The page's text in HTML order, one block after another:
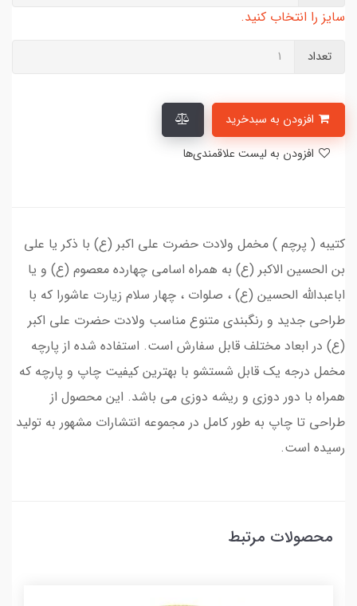
سایز را انتخاب کنید.
تعداد
کتیبه ( پرچم ) مخمل ولادت حضرت علی اکبر (ع) با ذکر یا علی
بن الحسین الاکبر (ع) به همراه اسامی چهارده معصوم (ع) و یا
اباعبدالله الحسین (ع) ، صلوات ، چهار سلام زیارت عاشورا که با
طراحی جدید و رنگبندی متنوع مناسب ولادت حضرت علی اکبر
(ع) در ابعاد مختلف قابل سفارش است. استفاده شده از پارچه
مخمل درجه یک قابل شستشو با بهترین کیفیت چاپ و پارچه که
همراه با دور دوزی و ریشه دوزی می باشد. این محصول از
طراحی تا چاپ به طور کامل در مجموعه انتشارات مشهور به تولید
رسیده است.
محصولات مرتبط